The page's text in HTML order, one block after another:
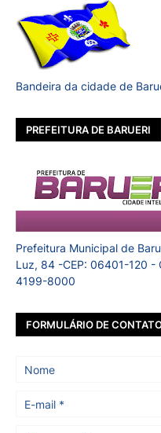
Bandeira da cidade de
PREFEITURA DE BARUERI
Prefeitura Municipal de
Luz, 84 -CEP: 06401-120 -
4199-8000
FORMULÁRIO DE